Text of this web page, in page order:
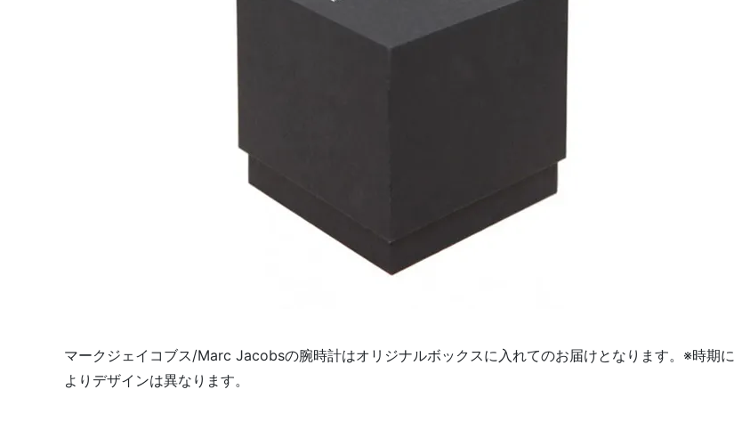
マークジェイコブス/Marc Jacobsの腕時計はオリジナルボックスに入れてのお届けとなります。※時期に
よりデザインは異なります。